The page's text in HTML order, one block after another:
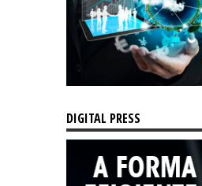
DIGITAL PRESS